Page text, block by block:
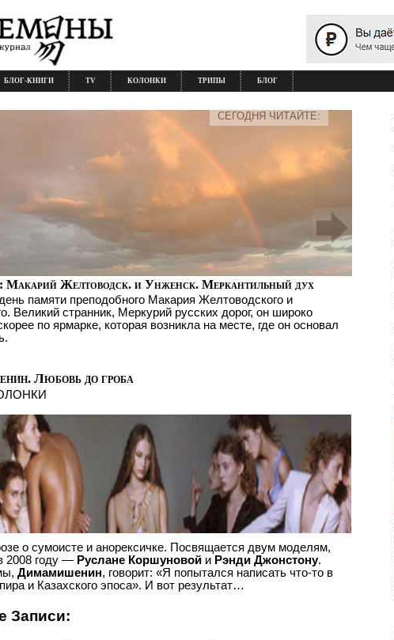
БЛОГ-КНИГИ TV КОЛОНКИ ТРИПЫ БЛОГ
Макарий Желтоводск. и Унженск. Меркантильный дух
памяти преподобного Макария Желтоводского и
Великий странник, Меркурий русских дорог, он широко
по ярмарке, которая возникла на месте, где он основал
СЕГОДНЯ ЧИТАЙТЕ:
Любовь до гроба
о сумоисте и анорексичке. Посвящается двум моделям,
2008 году — Руслане Коршуновой и Рэнди Джонстону.
Димамишенин, говорит: «Я попытался написать что-то в
и Казахского эпоса». И вот результат…
Записи: